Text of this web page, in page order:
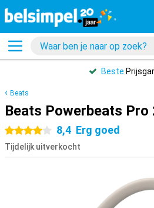
Beste
Beats
Beats Powerbeats Pro
4 sterren8,4 Erg goed
Tijdelijk uitverkocht